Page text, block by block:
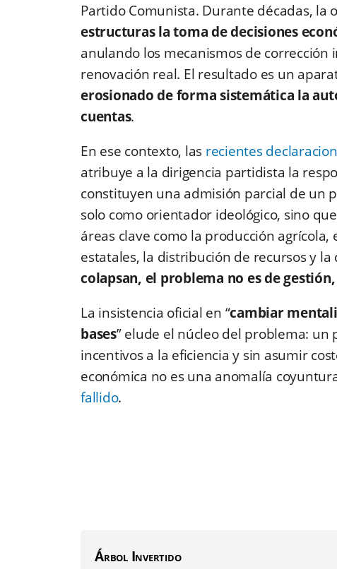
Partido Comunista. Durante décadas, la
estructuras la toma de decisiones
anulando los mecanismos de
renovación real. El resultado es un
erosionado de forma sistemática la
cuentas.
En ese contexto, las recientes
atribuye a la dirigencia partidista la
constituyen una admisión parcial de un
solo como orientador ideológico, sino
áreas clave como la producción
estatales, la distribución de recursos y la
colapsan, el problema no es de
La insistencia oficial en “cambiar
bases” elude el núcleo del problema:
incentivos a la eficiencia y sin asumir
económica no es una anomalía
fallido.
Árbol Invertido